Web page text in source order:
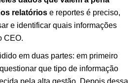
relatórios e reportes é preciso,
e identificar quais informações
CEO.
em duas partes: em primeiro
que tipo de informação
pela alta gestão. Depois dessa